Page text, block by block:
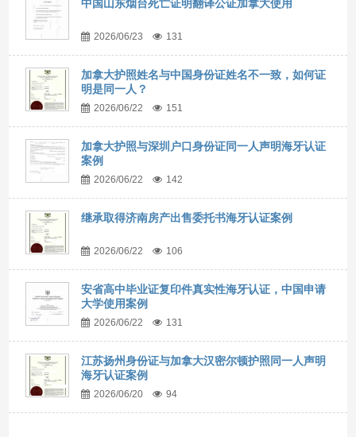
中国山东烟台死亡证明翻译公证加拿大使用
2026/06/23 131
加拿大护照姓名与中国身份证姓名不一致，如何证
明是同一人？
2026/06/22 151
加拿大护照与深圳户口身份证同一人声明海牙认证
案例
2026/06/22 142
继承取得济南房产出售委托书海牙认证案例
2026/06/22 106
安省高中毕业证复印件真实性海牙认证，中国申请
大学使用案例
2026/06/22 131
江苏扬州身份证与加拿大汉密尔顿护照同一人声明
海牙认证案例
2026/06/20 94